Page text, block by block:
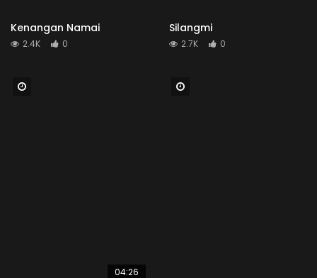
Kenangan Namai
2.4K 0
Silangmi
2.7K 0
04:26